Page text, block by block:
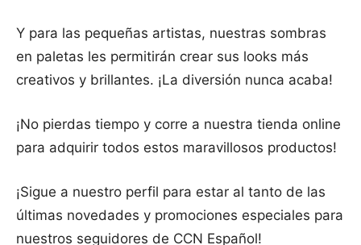
Y para las pequeñas artistas, nuestras sombras
en paletas les permitirán crear sus looks más
creativos y brillantes. ¡La diversión nunca acaba!
¡No pierdas tiempo y corre a nuestra tienda online
para adquirir todos estos maravillosos productos!
¡Sigue a nuestro perfil para estar al tanto de las
últimas novedades y promociones especiales para
nuestros seguidores de CCN Español!